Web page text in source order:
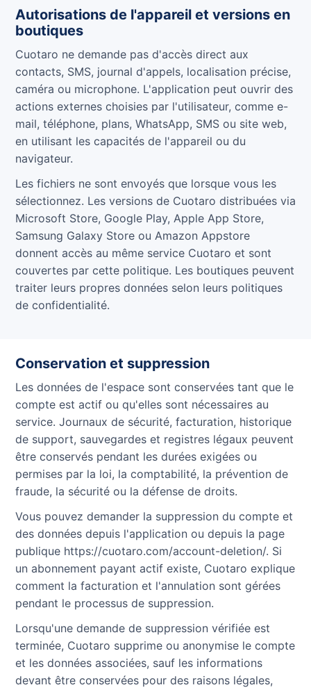
Autorisations de l'appareil et versions en
boutiques
Cuotaro ne demande pas d'accès direct aux
contacts, SMS, journal d'appels, localisation précise,
caméra ou microphone. L'application peut ouvrir des
actions externes choisies par l'utilisateur, comme e-
mail, téléphone, plans, WhatsApp, SMS ou site web,
en utilisant les capacités de l'appareil ou du
navigateur.
Les fichiers ne sont envoyés que lorsque vous les
sélectionnez. Les versions de Cuotaro distribuées via
Microsoft Store, Google Play, Apple App Store,
Samsung Galaxy Store ou Amazon Appstore
donnent accès au même service Cuotaro et sont
couvertes par cette politique. Les boutiques peuvent
traiter leurs propres données selon leurs politiques
de confidentialité.
Conservation et suppression
Les données de l'espace sont conservées tant que le
compte est actif ou qu'elles sont nécessaires au
service. Journaux de sécurité, facturation, historique
de support, sauvegardes et registres légaux peuvent
être conservés pendant les durées exigées ou
permises par la loi, la comptabilité, la prévention de
fraude, la sécurité ou la défense de droits.
Vous pouvez demander la suppression du compte et
des données depuis l'application ou depuis la page
publique https://cuotaro.com/account-deletion/. Si
un abonnement payant actif existe, Cuotaro explique
comment la facturation et l'annulation sont gérées
pendant le processus de suppression.
Lorsqu'une demande de suppression vérifiée est
terminée, Cuotaro supprime ou anonymise le compte
et les données associées, sauf les informations
devant être conservées pour des raisons légales,